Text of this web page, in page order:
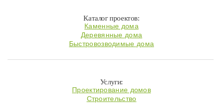
Каталог проектов:
Каменные дома
Деревянные дома
Быстровозводимые дома
Услуги:
Проектирование домов
Строительство